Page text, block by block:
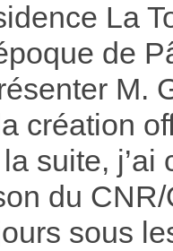
La
de
M.
création
suite,
du
sous